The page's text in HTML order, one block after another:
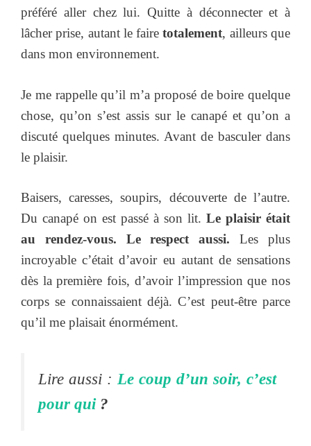
préféré aller chez lui. Quitte à déconnecter et à
lâcher prise, autant le fairetotalement, ailleurs que
dans mon environnement.
Je me rappelle qu’il m’a proposé de boire quelque
chose, qu’on s’est assis sur le canapé et qu’on a
discuté quelques minutes. Avant de basculer dans
le plaisir.
Baisers, caresses, soupirs, découverte de l’autre.
Du canapé on est passé à son lit. Le plaisir était
au rendez-vous. Le respect aussi.Les plus
incroyable c’était d’avoir eu autant de sensations
dès la première fois, d’avoir l’impression que nos
corps se connaissaient déjà. C’est peut-être parce
qu’il me plaisait énormément.
Lire aussi : Le coup d’un soir, c’est
pour qui?